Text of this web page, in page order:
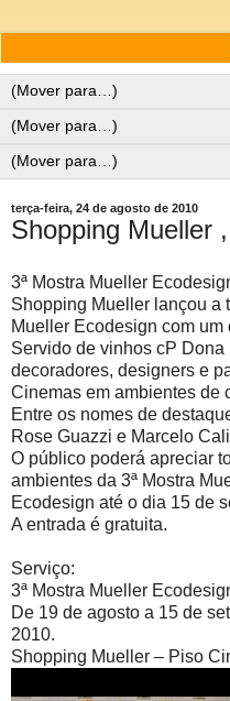
terça-feira, 24 de agosto de 2010
Shopping Mueller
3ª Mostra Mueller
Shopping Mueller lançou a
Mueller Ecodesign com
Servido de vinhos cP
decoradores, designers e
Cinemas em ambientes de
Entre os nomes de
Rose Guazzi e Marcelo
O público poderá apreciar
ambientes da 3ª Mostra
Ecodesign até o dia 15 de
A entrada é gratuita.
Serviço:
3ª Mostra Mueller
De 19 de agosto a 15 de
2010.
Shopping Mueller – Piso